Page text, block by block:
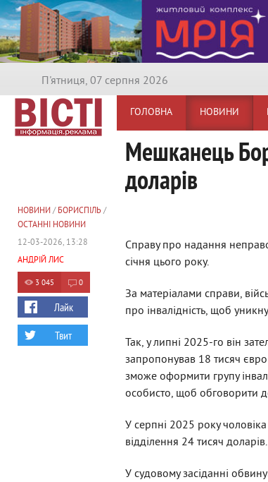
П'ятниця, 07 серпня 2026
ГОЛОВНА НОВИНИ
Мешканець
доларів
Справу про надання
січня цього року.
За матеріалами справи,
про інвалідність, щоб
Так, у липні 2025-го він
запропонував 18 тисяч євро
зможе оформити групу
особисто, щоб обговорити
У серпні 2025 року
відділення 24 тисяч доларів.
У судовому засіданні
НОВИНИ/ БОРИСПІЛЬ/
ОСТАННІ НОВИНИ
12-03-2026, 13:28
АНДРІЙ ЛИС
3 045 0
Лайк
Твит